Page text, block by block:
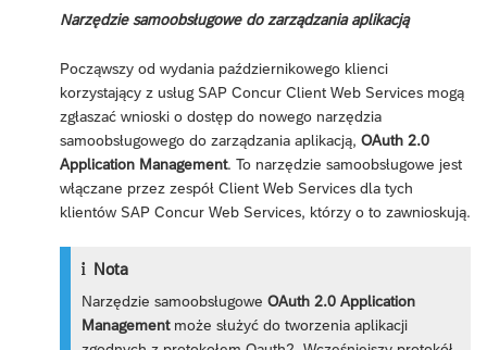
Narzędzie samoobsługowe do zarządzania aplikacją
Począwszy od wydania październikowego klienci
korzystający z usług SAP Concur Client Web Services mogą
zgłaszać wnioski o dostęp do nowego narzędzia
samoobsługowego do zarządzania aplikacją, OAuth 2.0
Application Management. To narzędzie samoobsługowe jest
włączane przez zespół Client Web Services dla tych
klientów SAP Concur Web Services, którzy o to zawnioskują.
Nota
Narzędzie samoobsługoweOAuth 2.0 Application
Managementmoże służyć do tworzenia aplikacji